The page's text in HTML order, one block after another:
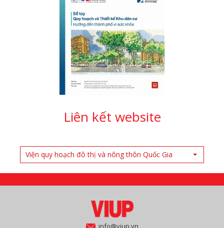
Liên kết website
Viện quy hoạch đô thị và nông thôn Quốc Gia
info@viup.vn